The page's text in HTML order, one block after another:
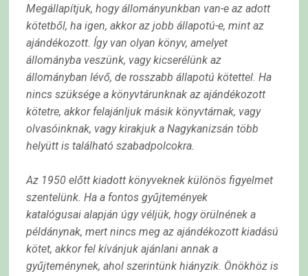
Megállapítjuk, hogy állományunkban van-e az adott
kötetből, ha igen, akkor az jobb állapotú-e, mintaz
ajándékozott. Így van olyan könyv, amelyet
állományba veszünk, vagy kicserélünk az
állománybanlévő, de rosszabb állapotú kötettel. Ha
nincs szüksége a könyvtárunknak az ajándékozott
kötetre, akkor felajánljuk másik könyvtárnak, vagy
olvasóinknak, vagy kirakjuk a Nagykanizsán több
helyütt istalálható szabadpolcokra.
Az 1950 előtt kiadott könyveknek különös figyelmet
szentelünk. Ha a fontos gyűjtemények
katalógusaialapján úgy véljük, hogy örülnének a
példánynak, mert nincs meg az ajándékozott kiadású
kötet, akkor fel kívánjuk ajánlani annak a
gyűjteménynek, ahol szerintünk hiányzik. Önökhöz is